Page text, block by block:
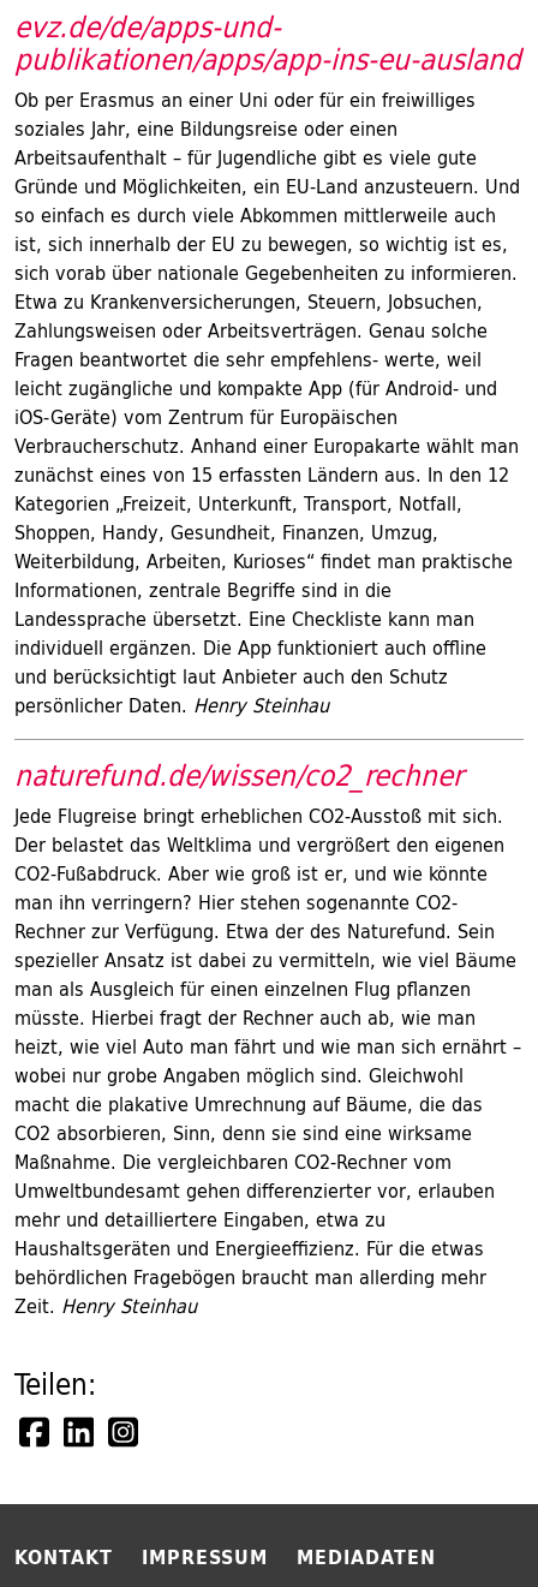
evz.de/de/apps-und-
publikationen/apps/app-ins-eu-ausland
Ob per Erasmus an einer Uni oder für ein freiwilliges
soziales Jahr, eine Bildungsreise oder einen
Arbeitsaufenthalt – für Jugendliche gibt es viele gute
Gründe und Möglichkeiten, ein EU-Land anzusteuern. Und
so einfach es durch viele Abkommen mittlerweile auch
ist, sich innerhalb der EU zu bewegen, so wichtig ist es,
sich vorab über nationale Gegebenheiten zu informieren.
Etwa zu Krankenversicherungen, Steuern, Jobsuchen,
Zahlungsweisen oder Arbeitsverträgen. Genau solche
Fragen beantwortet die sehr empfehlens- werte, weil
leicht zugängliche und kompakte App (für Android- und
iOS-Geräte) vom Zentrum für Europäischen
Verbraucherschutz. Anhand einer Europakarte wählt man
zunächst eines von 15 erfassten Ländern aus. In den 12
Kategorien „Freizeit, Unterkunft, Transport, Notfall,
Shoppen, Handy, Gesundheit, Finanzen, Umzug,
Weiterbildung, Arbeiten, Kurioses“ findet man praktische
Informationen, zentrale Begriffe sind in die
Landessprache übersetzt. Eine Checkliste kann man
individuell ergänzen. Die App funktioniert auch offline
und berücksichtigt laut Anbieter auch den Schutz
persönlicher Daten. Henry Steinhau
naturefund.de/wissen/co2_rechner
Jede Flugreise bringt erheblichen CO2-Ausstoß mit sich.
Der belastet das Weltklima und vergrößert den eigenen
CO2-Fußabdruck. Aber wie groß ist er, und wie könnte
man ihn verringern? Hier stehen sogenannte CO2-
Rechner zur Verfügung. Etwa der des Naturefund. Sein
spezieller Ansatz ist dabei zu vermitteln, wie viel Bäume
man als Ausgleich für einen einzelnen Flug pflanzen
müsste. Hierbei fragt der Rechner auch ab, wie man
heizt, wie viel Auto man fährt und wie man sich ernährt –
wobei nur grobe Angaben möglich sind. Gleichwohl
macht die plakative Umrechnung auf Bäume, die das
CO2 absorbieren, Sinn, denn sie sind eine wirksame
Maßnahme. Die vergleichbaren CO2-Rechner vom
Umweltbundesamt gehen differenzierter vor, erlauben
mehr und detailliertere Eingaben, etwa zu
Haushaltsgeräten und Energieeffizienz. Für die etwas
behördlichen Fragebögen braucht man allerding mehr
Zeit. Henry Steinhau
Teilen:
KONTAKT IMPRESSUM MEDIADATEN